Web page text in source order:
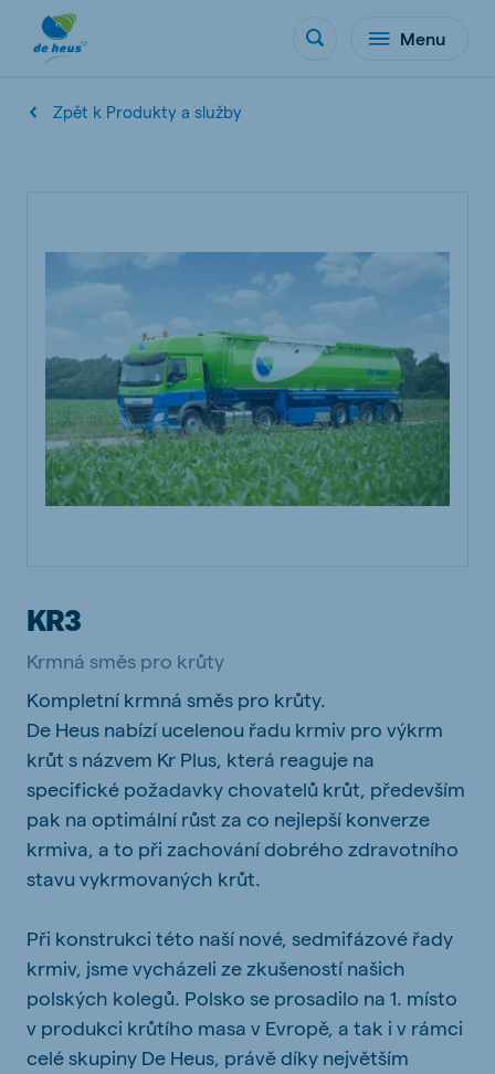
Menu
Zpět k Produkty a služby
KR3
Krmná směs pro krůty
Kompletní krmná směs pro krůty.
De Heus nabízí ucelenou řadu krmiv pro výkrm
krůt s názvem Kr Plus, která reaguje na
specifické požadavky chovatelů krůt, především
pak na optimální růst za co nejlepší konverze
krmiva, a to při zachování dobrého zdravotního
stavu vykrmovaných krůt.
Při konstrukci této naší nové, sedmifázové řady
krmiv, jsme vycházeli ze zkušeností našich
polských kolegů. Polsko se prosadilo na 1. místo
v produkci krůtího masa v Evropě, a tak i v rámci
celé skupiny De Heus, právě díky největším